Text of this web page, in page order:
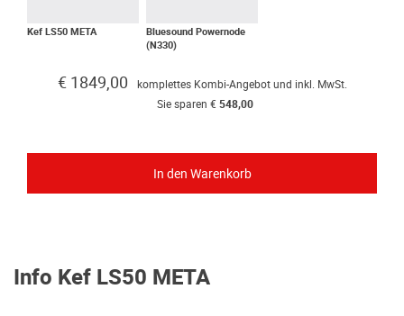
Kef LS50 META
Bluesound Powernode
(N330)
€ 1849,00
komplettes Kombi-Angebot und inkl. MwSt.
Sie sparen € 548,00
Info Kef LS50 META